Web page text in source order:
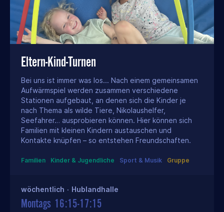
Eltern-Kind-Turnen
Bei uns ist immer was los... Nach einem gemeinsamen
Aufwärmspiel werden zusammen verschiedene
Stationen aufgebaut, an denen sich die Kinder je
nach Thema als wilde Tiere, Nikolaushelfer,
Seefahrer… ausprobieren können. Hier können sich
Familien mit kleinen Kindern austauschen und
Kontakte knüpfen – so entstehen Freundschaften.
Familien Kinder & Jugendliche Sport & Musik Gruppe
wöchentlich · Hublandhalle
Montags 16:15-17:15